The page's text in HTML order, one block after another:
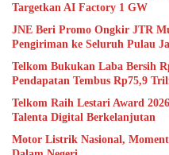
Targetkan AI Factory 1 GW
JNE Beri Promo Ongkir JTR
Pengiriman ke Seluruh Pulau
Telkom Bukukan Laba Bersih
Pendapatan Tembus Rp75,9
Telkom Raih Lestari Award
Talenta Digital Berkelanjutan
Motor Listrik Nasional,